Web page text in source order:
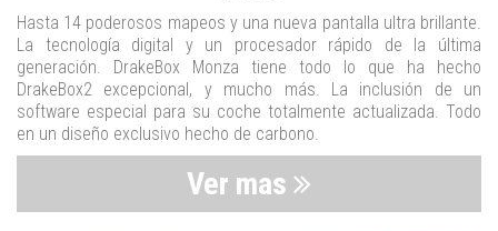
Hasta 14 poderosos mapeos y una nueva pantalla ultra brillante.
La tecnología digital y un procesador rápido de la última
generación. DrakeBox Monza tiene todo lo que ha hecho
DrakeBox2 excepcional, y mucho más. La inclusión de un
software especial para su coche totalmente actualizada. Todo
en un diseño exclusivo hecho de carbono.
Ver mas